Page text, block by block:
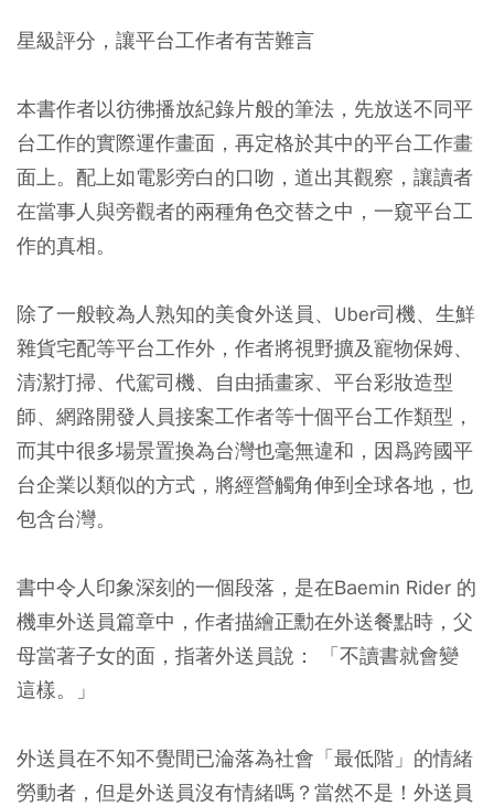
星級評分，讓平台工作者有苦難言
本書作者以彷彿播放紀錄片般的筆法，先放送不同平
台工作的實際運作畫面，再定格於其中的平台工作畫
面上。配上如電影旁白的口吻，道出其觀察，讓讀者
在當事人與旁觀者的兩種角色交替之中，一窺平台工
作的真相。
除了一般較為人熟知的美食外送員、Uber司機、生鮮
雜貨宅配等平台工作外，作者將視野擴及寵物保姆、
清潔打掃、代駕司機、自由插畫家、平台彩妝造型
師、網路開發人員接案工作者等十個平台工作類型，
而其中很多場景置換為台灣也毫無違和，因爲跨國平
台企業以類似的方式，將經營觸角伸到全球各地，也
包含台灣。
書中令人印象深刻的一個段落，是在Baemin Rider 的
機車外送員篇章中，作者描繪正勳在外送餐點時，父
母當著子女的面，指著外送員說： 「不讀書就會變
這樣。」
外送員在不知不覺間已淪落為社會「最低階」的情緒
勞動者，但是外送員沒有情緒嗎？當然不是！外送員